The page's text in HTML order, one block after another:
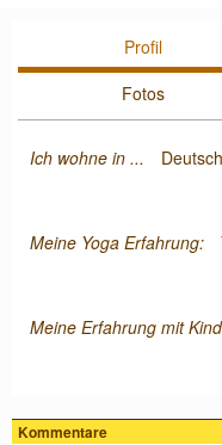
Profil
Fotos
Ich wohne in ...
Meine Yoga Erfahrung:
Meine Erfahrung mit
Kommentare